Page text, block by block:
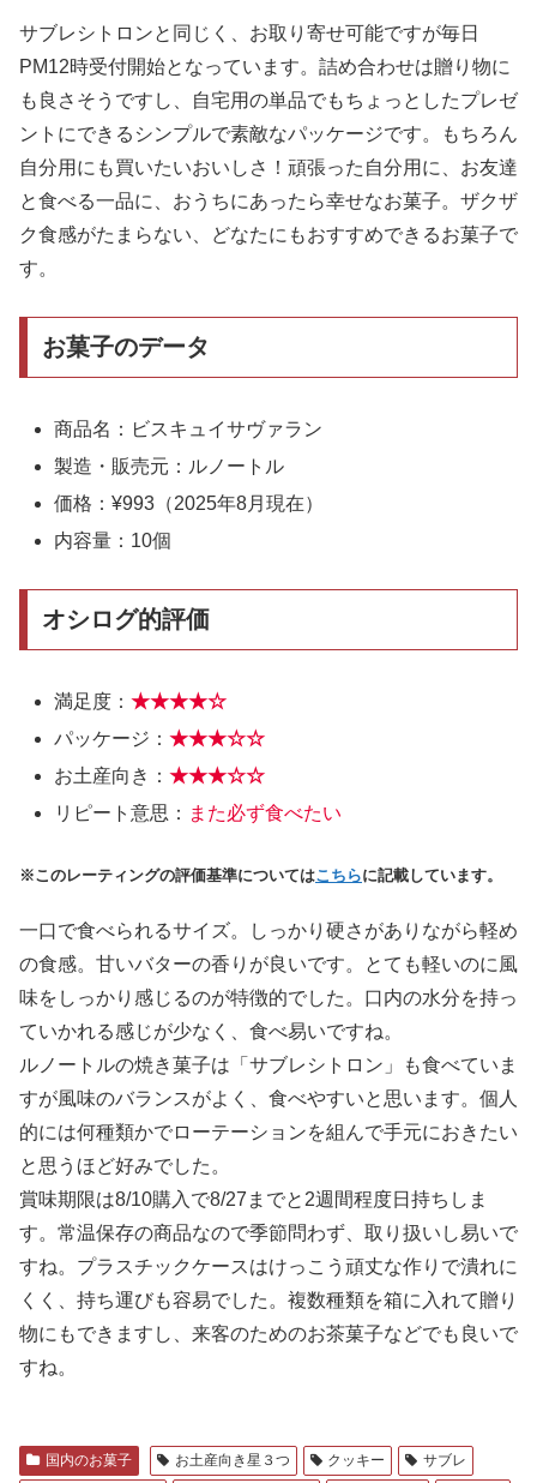
サブレシトロンと同じく、お取り寄せ可能ですが毎日
PM12時受付開始となっています。詰め合わせは贈り物に
も良さそうですし、自宅用の単品でもちょっとしたプレゼ
ントにできるシンプルで素敵なパッケージです。もちろん
自分用にも買いたいおいしさ！頑張った自分用に、お友達
と食べる一品に、おうちにあったら幸せなお菓子。ザクザ
ク食感がたまらない、どなたにもおすすめできるお菓子で
す。
お菓子のデータ
商品名：ビスキュイサヴァラン
製造・販売元：ルノートル
価格：¥993（2025年8月現在）
内容量：10個
オシログ的評価
満足度：★★★★☆
パッケージ：★★★☆☆
お土産向き：★★★☆☆
リピート意思： また必ず食べたい
※このレーティングの評価基準についてはこちらに記載しています。
一口で食べられるサイズ。しっかり硬さがありながら軽め
の食感。甘いバターの香りが良いです。とても軽いのに風
味をしっかり感じるのが特徴的でした。口内の水分を持っ
ていかれる感じが少なく、食べ易いですね。
ルノートルの焼き菓子は「サブレシトロン」も食べていま
すが風味のバランスがよく、食べやすいと思います。個人
的には何種類かでローテーションを組んで手元におきたい
と思うほど好みでした。
賞味期限は8/10購入で8/27までと2週間程度日持ちしま
す。常温保存の商品なので季節問わず、取り扱いし易いで
すね。プラスチックケースはけっこう頑丈な作りで潰れに
くく、持ち運びも容易でした。複数種類を箱に入れて贈り
物にもできますし、来客のためのお茶菓子などでも良いで
すね。
国内のお菓子 お土産向き星３つ クッキー
サブレ